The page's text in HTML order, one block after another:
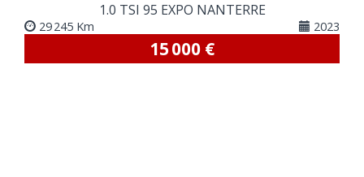
1.0 TSI 95 EXPO NANTERRE
29 245 Km 2023
15 000 €